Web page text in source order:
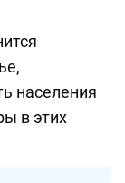
населения
в этих